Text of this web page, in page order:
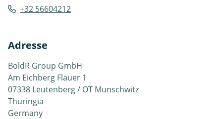
+32 56604212
Adresse
BoldR Group GmbH
Am Eichberg Flauer 1
07338 Leutenberg / OT Munschwitz
Thuringia
Germany